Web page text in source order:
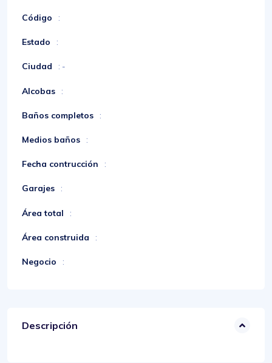
Código :
Estado :
Ciudad : -
Alcobas :
Baños completos :
Medios baños :
Fecha contrucción :
Garajes :
Área total :
Área construida :
Negocio :
Descripción